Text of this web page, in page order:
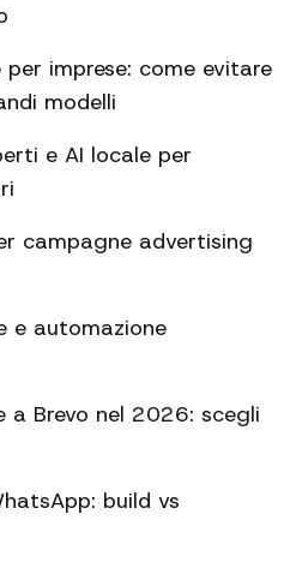
imprese: come evitare
modelli
e AI locale per
campagne advertising
e automazione
a Brevo nel 2026: scegli
build vs